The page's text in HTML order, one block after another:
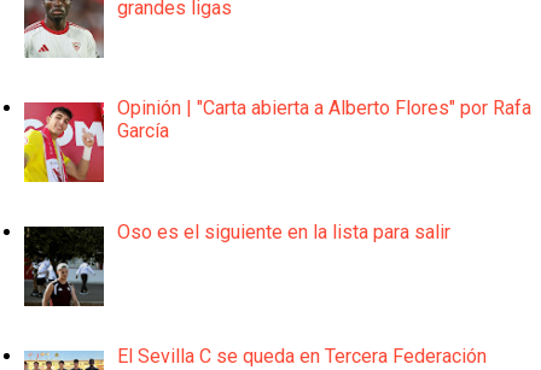
grandes ligas
Opinión | "Carta abierta a Alberto Flores" por Rafa
García
Oso es el siguiente en la lista para salir
El Sevilla C se queda en Tercera Federación